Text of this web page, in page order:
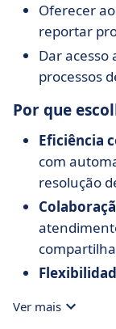
Oferecer
reportar
Dar
processos
Por que
Eficiência
com
resolução
fluxos de
Ver mais